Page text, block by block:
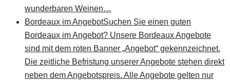
wunderbaren Weinen…
Bordeaux im AngebotSuchen Sie einen guten
Bordeaux im Angebot? Unsere Bordeaux Angebote
sind mit dem roten Banner „Angebot“ gekennzeichnet.
Die zeitliche Befristung unserer Angebote stehen direkt
neben dem Angebotspreis. Alle Angebote gelten nur